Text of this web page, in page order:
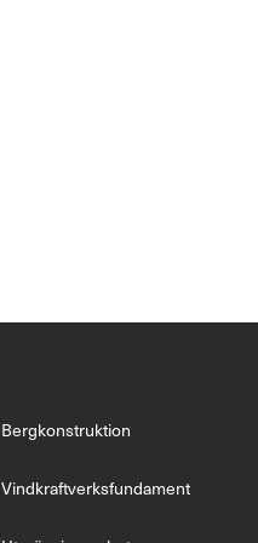
Bergkonstruktion
Vindkraftverksfundament